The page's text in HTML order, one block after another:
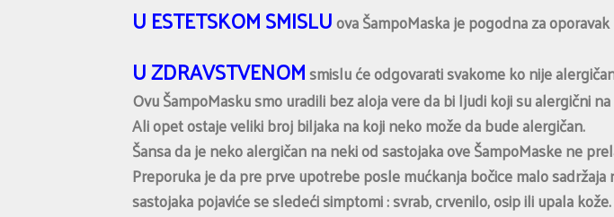
U ESTETSKOM SMISLUova ŠampoMaska je pogodna za
U ZDRAVSTVENOMsmislu će odgovarati svakome ko nije
Ovu ŠampoMasku smo uradili bez aloja vere da bi ljudi koji su alergični
Ali opet ostaje veliki broj biljaka na koji neko može da bude alergičan.
Šansa da je neko alergičan na neki od sastojaka ove ŠampoMaske ne
Preporuka je da pre prve upotrebe posle mućkanja bočice malo
sastojaka pojaviće se sledeći simptomi : svrab, crvenilo, osip ili upala kože.